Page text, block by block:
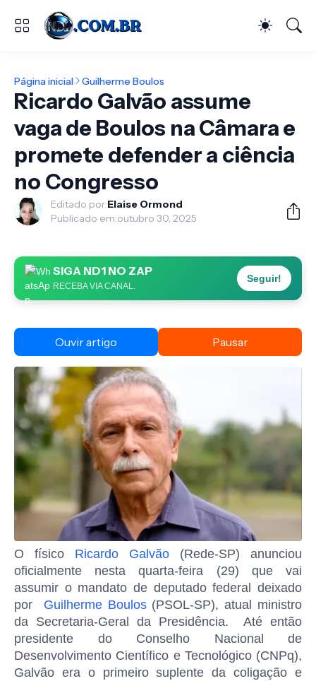
Página inicial Guilherme Boulos
Ricardo Galvão assume
vaga de Boulos na Câmara e
promete defender a ciência
no Congresso
Editado por:Elaise Ormond
Publicado em:outubro 30, 2025
SIGA ND1 NO ZAP
RECEBA VIA CANAL.
Seguir!
Ouvir artigo Pausar
O físico Ricardo Galvão (Rede-SP) anunciou
oficialmente nesta quarta-feira (29) que vai
assumir o mandato de deputado federal deixado
por Guilherme Boulos(PSOL-SP), atual ministro
da Secretaria-Geral da Presidência. Até então
presidente do Conselho Nacional de
Desenvolvimento Científico e Tecnológico (CNPq),
Galvão era o primeiro suplente da coligação e